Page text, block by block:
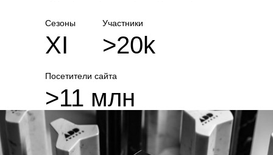
XI
Сезоны
>20k
Участники
>11 млн
Посетители сайта